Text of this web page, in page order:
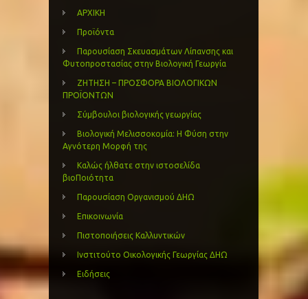
ΑΡΧΙΚΗ
Προϊόντα
Παρουσίαση Σκευασμάτων Λίπανσης και
Φυτοπροστασίας στην Βιολογική Γεωργία
ΖΗΤΗΣΗ – ΠΡΟΣΦΟΡΑ ΒΙΟΛΟΓΙΚΩΝ
ΠΡΟΪΟΝΤΩΝ
Σύμβουλοι βιολογικής γεωργίας
Βιολογική Μελισσοκομία: Η Φύση στην
Αγνότερη Μορφή της
Καλώς ήλθατε στην ιστοσελίδα
βιοΠοιότητα
Παρουσίαση Οργανισμού ΔΗΩ
Επικοινωνία
Πιστοποιήσεις Καλλυντικών
Ινστιτούτο Οικολογικής Γεωργίας ΔΗΩ
Ειδήσεις